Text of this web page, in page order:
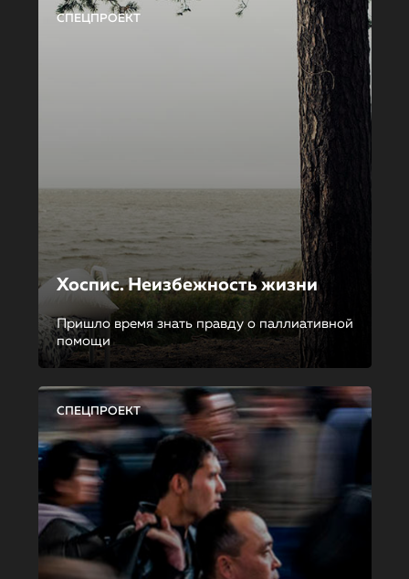
СПЕЦПРОЕКТ
Хоспис. Неизбежность жизни
Пришло время знать правду о паллиативной
помощи
СПЕЦПРОЕКТ